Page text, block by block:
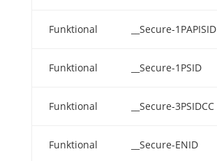
Funktional __Secure-1PAPISID
Funktional __Secure-1PSID
Funktional __Secure-3PSIDCC
Funktional __Secure-ENID